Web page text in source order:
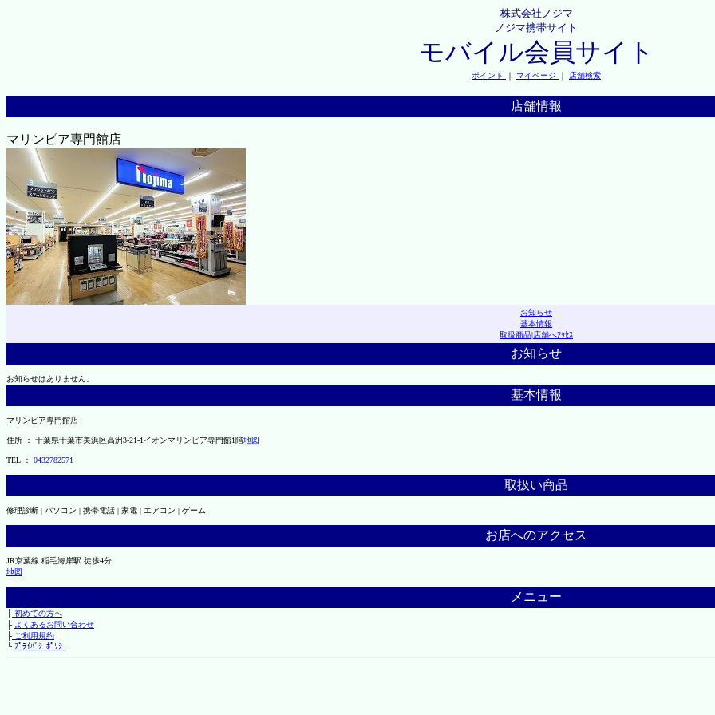
株式会社ノジマ
ノジマ携帯サイト
モバイル会員サイト
ポイント ｜ マイページ ｜ 店舗検索
店舗情報
マリンピア専門館店
お知らせ
基本情報
取扱商品|店舗へｱｸｾｽ
お知らせ
お知らせはありません。
基本情報
マリンピア専門館店
住所 ： 千葉県千葉市美浜区高洲3-21-1イオンマリンピア専門館1階地図
TEL ： 0432782571
取扱い商品
修理診断 | パソコン | 携帯電話 | 家電 | エアコン | ゲーム
お店へのアクセス
JR京葉線 稲毛海岸駅 徒歩4分
地図
メニュー
├初めての方へ
├ よくあるお問い合わせ
├ご利用規約
└ﾌﾟﾗｲﾊﾞｼｰﾎﾟﾘｼｰ